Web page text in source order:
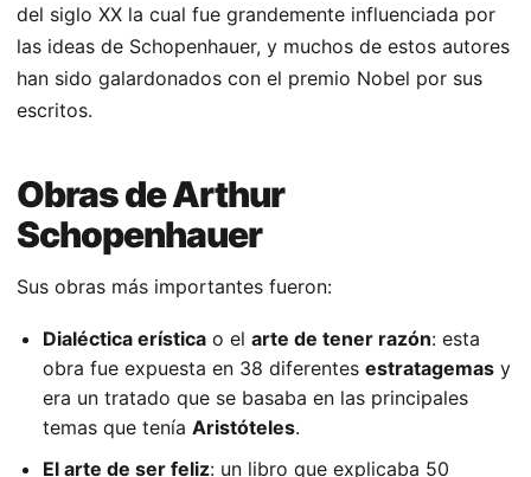
del siglo XX la cual fue grandemente influenciada por
las ideas de Schopenhauer, y muchos de estos autores
han sido galardonados con el premio Nobel por sus
escritos.
Obras de Arthur
Schopenhauer
Sus obras más importantes fueron:
Dialéctica erística o el arte de tener razón: esta
obra fue expuesta en 38 diferentes estratagemas y
era un tratado que se basaba en las principales
temas que tenía Aristóteles.
El arte de ser feliz: un libro que explicaba 50